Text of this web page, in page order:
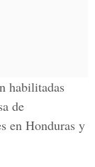
habilitadas
de
en Honduras y